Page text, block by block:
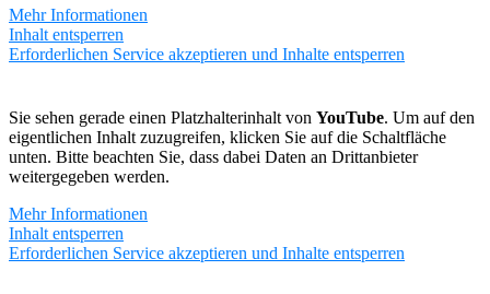
Mehr Informationen
Inhalt entsperren
Erforderlichen Service akzeptieren und Inhalte entsperren
Sie sehen gerade einen Platzhalterinhalt von YouTube. Um auf den
eigentlichen Inhalt zuzugreifen, klicken Sie auf die Schaltfläche
unten. Bitte beachten Sie, dass dabei Daten an Drittanbieter
weitergegeben werden.
Mehr Informationen
Inhalt entsperren
Erforderlichen Service akzeptieren und Inhalte entsperren